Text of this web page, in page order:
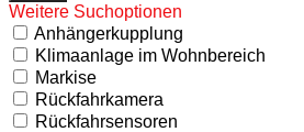
Weitere Suchoptionen
Anhängerkupplung
Klimaanlage im Wohnbereich
Markise
Rückfahrkamera
Rückfahrsensoren